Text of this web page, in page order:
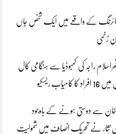
فائرنگ کے واقعے میں ایک شخص جاں
زخمی
قمراسلام راجہ کی کمبوڈیا سے ہنگامی کال
کامیاب ریسکیو
خان سے دوستی ہونے کے باوجود
نثار نے تحریک انصاف میں شمولیت